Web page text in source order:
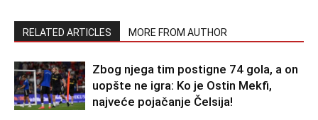
RELATED ARTICLES MORE FROM AUTHOR
Zbog njega tim postigne 74 gola, a on
uopšte ne igra: Ko je Ostin Mekfi,
najveće pojačanje Čelsija!